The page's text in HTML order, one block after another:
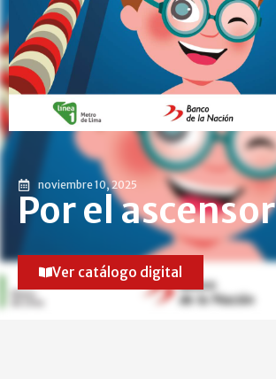
noviembre 10, 2025
Por el ascensor
Ver catálogo digital